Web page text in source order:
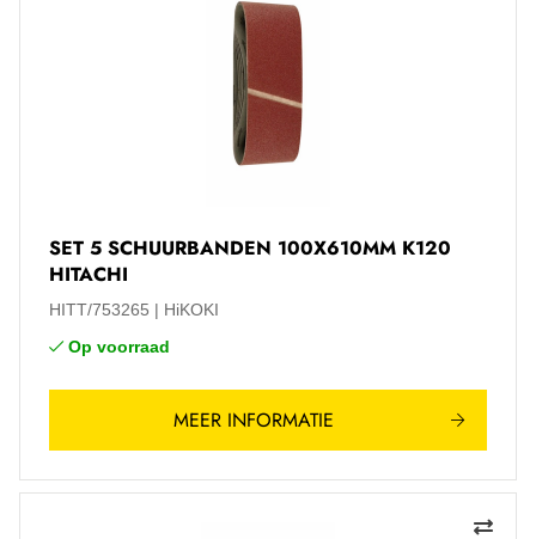
SET 5 SCHUURBANDEN 100X610MM K120
HITACHI
HITT/753265
HiKOKI
Op voorraad
MEER INFORMATIE